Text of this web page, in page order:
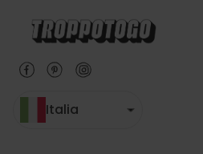
Italia